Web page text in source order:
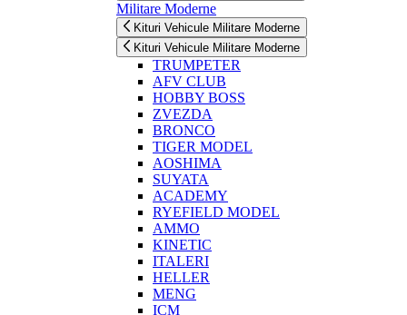
Militare Moderne
Kituri Vehicule Militare Moderne
Kituri Vehicule Militare Moderne
TRUMPETER
AFV CLUB
HOBBY BOSS
ZVEZDA
BRONCO
TIGER MODEL
AOSHIMA
SUYATA
ACADEMY
RYEFIELD MODEL
AMMO
KINETIC
ITALERI
HELLER
MENG
ICM